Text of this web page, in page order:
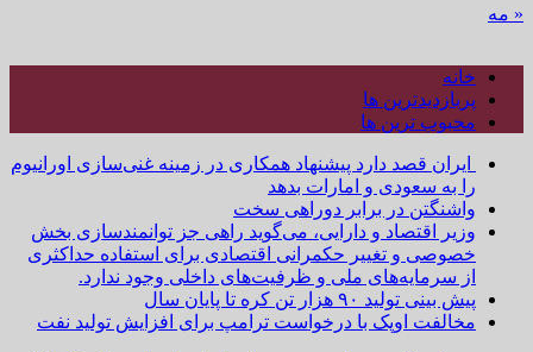
« مه
خانه
پربازدیدترین ها
محبوب ترین ها
ایران قصد دارد پیشنهاد همکاری در زمینه غنی‌سازی اورانیوم
را به سعودی و امارات بدهد
واشنگتن در برابر دوراهی سخت
وزیر اقتصاد و دارایی، می‌گوید راهی جز توانمندسازی بخش
خصوصی و تغییر حکمرانی اقتصادی برای استفاده حداکثری
از سرمایه‌های ملی و ظرفیت‌های داخلی وجود ندارد.
پیش بینی تولید ۹۰ هزار تن کره تا پایان سال
مخالفت اوپک با درخواست ترامپ برای افزایش تولید نفت